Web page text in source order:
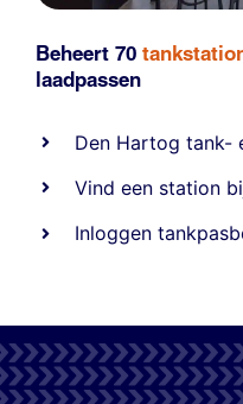
Beheert 70
laadpassen
Den Hartog tank-
Vind een station
Inloggen